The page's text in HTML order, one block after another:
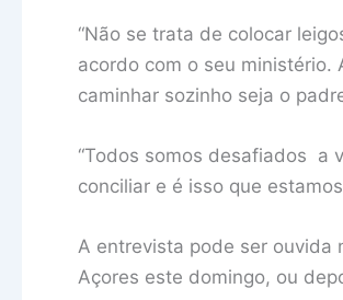
“Não se trata de colocar
acordo com o seu
caminhar sozinho seja o
“Todos somos desafiados a
conciliar e é isso que
A entrevista pode ser ouvida
Açores este domingo, ou